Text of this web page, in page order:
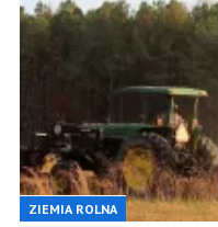
ZIEMIA ROLNA